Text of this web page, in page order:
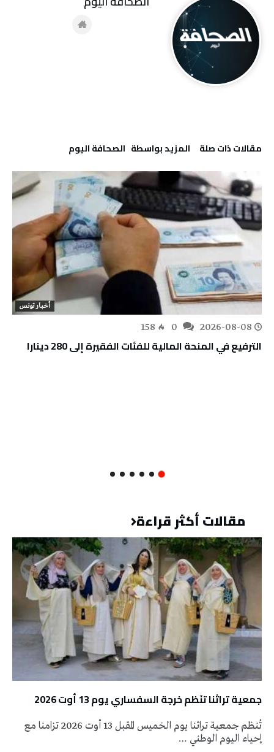
‫مقالات ذات صلة‬ ‫‫المزيد بواسطة‬ ‬ ‭ ‬الصحافة‭ ‬اليوم
أخبار تونس
2026-08-08
158
الترفيع في المنحة المالية للفئات الفقيرة إلى 280 دينارا
مقالات أكثر قراءة
جمعية تراثنا تنَظم خرجة السفساري يوم 13 أوت 2026
تُنظم جمعية تراثنا يوم الخميس المقبل 13 أوت 2026 تزامنا مع
إحياء اليوم الوطني …